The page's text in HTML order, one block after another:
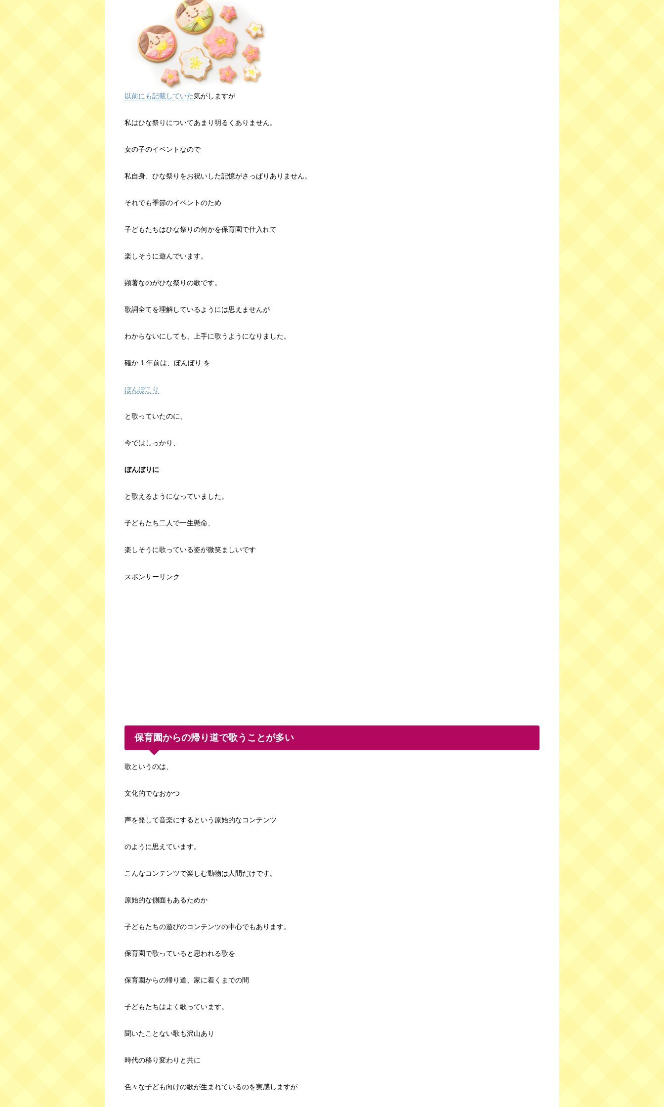
以前にも記載していた気がしますが
私はひな祭りについてあまり明るくありません。
女の子のイベントなので
私自身、ひな祭りをお祝いした記憶がさっぱりありません。
それでも季節のイベントのため
子どもたちはひな祭りの何かを保育園で仕入れて
楽しそうに遊んでいます。
顕著なのがひな祭りの歌です。
歌詞全てを理解しているようには思えませんが
わからないにしても、上手に歌うようになりました。
確か 1 年前は、ぼんぼり を
ぼんぼこり
と歌っていたのに、
今ではしっかり、
ぼんぼりに
と歌えるようになっていました。
子どもたち二人で一生懸命、
楽しそうに歌っている姿が微笑ましいです
スポンサーリンク
保育園からの帰り道で歌うことが多い
歌というのは、
文化的でなおかつ
声を発して音楽にするという原始的なコンテンツ
のように思えています。
こんなコンテンツで楽しむ動物は人間だけです。
原始的な側面もあるためか
子どもたちの遊びのコンテンツの中心でもあります。
保育園で歌っていると思われる歌を
保育園からの帰り道、家に着くまでの間
子どもたちはよく歌っています。
聞いたことない歌も沢山あり
時代の移り変わりと共に
色々な子ども向けの歌が生まれているのを実感しますが